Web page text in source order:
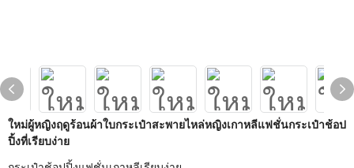
ใหม่ผู้หญิงฤดูร้อนผ้าใบกระเป๋าสะพายไหล่หญิงเกาหลีแฟชั่นกระเป๋าช้อป
ปิ้งที่เรียบง่าย